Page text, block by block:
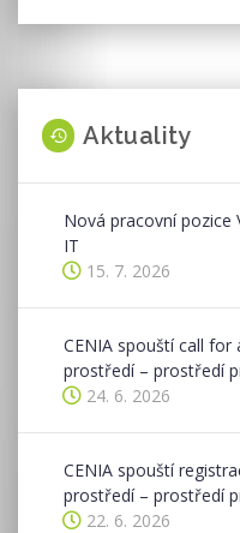
Aktuality
Nová pracovní pozice
IT
15. 7. 2026
CENIA spouští call
prostředí – prostředí
24. 6. 2026
CENIA spouští
prostředí – prostředí
22. 6. 2026